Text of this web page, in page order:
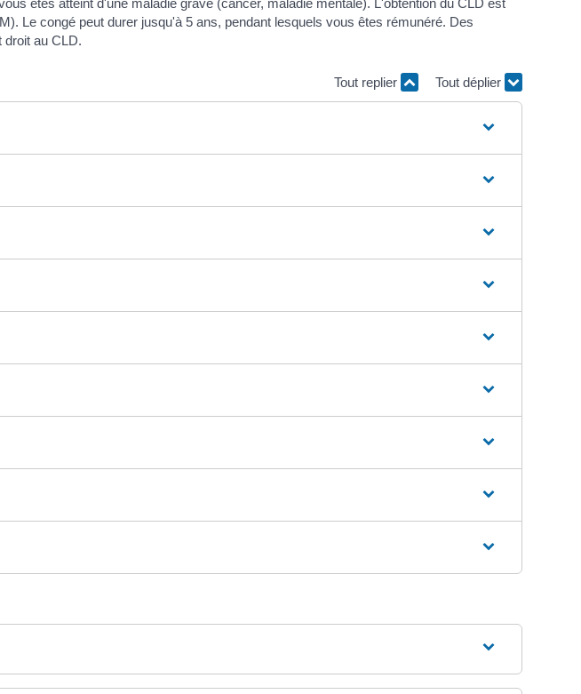
Le congé peut durer jusqu'à 5 ans, pendant lesquels vous êtes rémunéré. Des
au CLD.
Tout replier Tout déplier